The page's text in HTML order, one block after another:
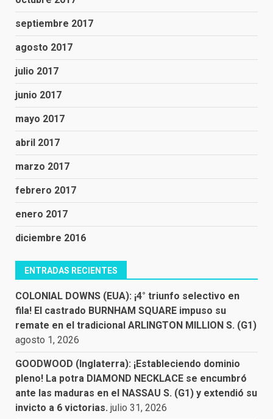
septiembre 2017
agosto 2017
julio 2017
junio 2017
mayo 2017
abril 2017
marzo 2017
febrero 2017
enero 2017
diciembre 2016
ENTRADAS RECIENTES
COLONIAL DOWNS (EUA): ¡4° triunfo selectivo en
fila! El castrado BURNHAM SQUARE impuso su
remate en el tradicional ARLINGTON MILLION S. (G1)
agosto 1, 2026
GOODWOOD (Inglaterra): ¡Estableciendo dominio
pleno! La potra DIAMOND NECKLACE se encumbró
ante las maduras en el NASSAU S. (G1) y extendió su
invicto a 6 victorias. julio 31, 2026